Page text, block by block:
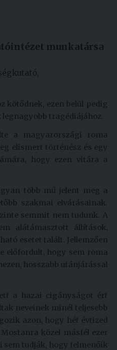
munkatársa
kötődnek, ezen belül pedig
tragédiájához.
a magyarországi roma
elismert történész és egy
hogy ezen vitára a
több mű jelent meg a
szakmai elvárásainak.
semmit nem tudunk. A
alátámasztott állítások,
esetet talált. Jellemzően
előfordult, hogy sem roma
hosszabb utánjárással
a hazai cigányságot ért
neveinek minél teljesebb
azon, hogy hét évtized
közel másfél ezer
sem tudják, hogy felmenőik